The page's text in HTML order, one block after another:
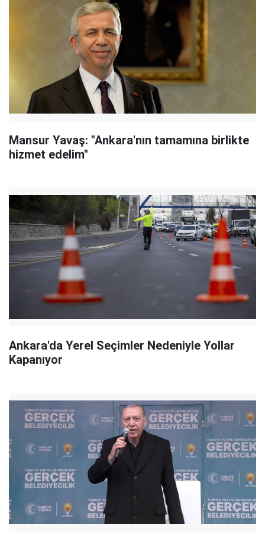
Mansur Yavaş: "Ankara'nın tamamına birlikte
hizmet edelim"
Ankara'da Yerel Seçimler Nedeniyle Yollar
Kapanıyor